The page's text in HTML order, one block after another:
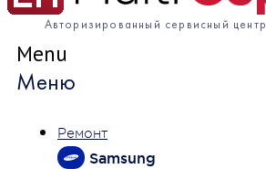
Авторизированный сервисный центр
Menu
Меню
Ремонт
Samsung